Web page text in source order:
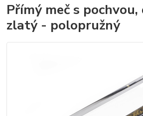
Přímý meč s pochvou,
zlatý - polopružný